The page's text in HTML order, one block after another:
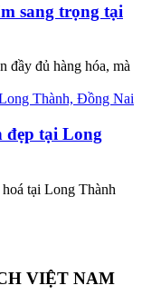
sang trọng tại
đầy đủ hàng hóa, mà
đẹp tại Long
tại Long Thành
VIỆT NAM